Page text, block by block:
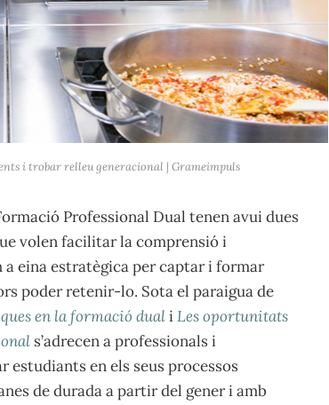
i trobar relleu generacional | Grameimpuls
Professional Dual tenen avui dues
volen facilitar la comprensió i
eina estratègica per captar i formar
poder retenir-lo. Sota el paraigua de
en la formació dualiLes oportunitats
s’adrecen a professionals i
estudiants en els seus processos
de durada a partir del gener i amb